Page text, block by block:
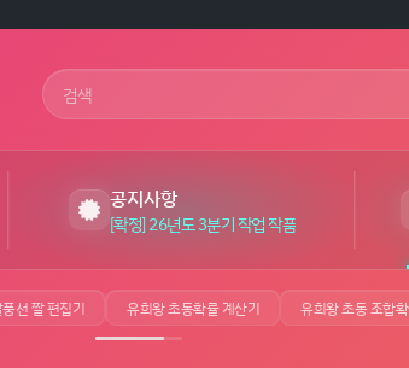
사이트 검색어
공지사항
[확정] 26년도 3분기 작업 작품
선 짤 편집기 유희왕 초동확률 계산기 유희왕 초동 조합